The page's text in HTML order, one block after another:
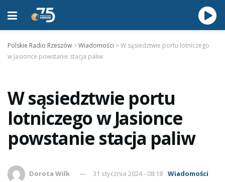
Polskie Radio Rzeszów >Wiadomości >W sąsiedztwie portu lotniczego
w Jasionce powstanie stacja paliw
W sąsiedztwie portu
lotniczego w Jasionce
powstanie stacja paliw
Dorota Wilk 31 stycznia 2024 - 08:18 Wiadomości